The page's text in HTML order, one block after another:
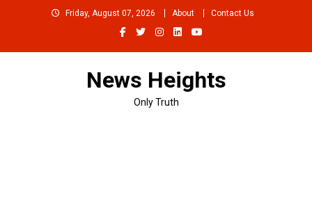
Friday, August 07, 2026 About Contact Us
News Heights
Only Truth